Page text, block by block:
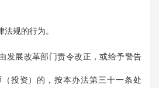
法规的行为。
发展改革部门责令改正，或给予警告
投资）的，按本办法第三十一条处